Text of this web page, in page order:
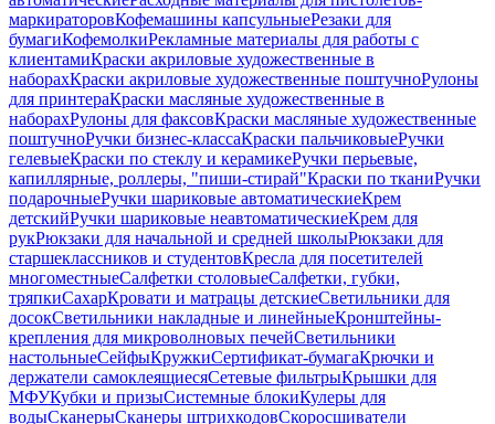
маркираторовКофемашины капсульныеРезаки для
бумагиКофемолкиРекламные материалы для работы с
клиентамиКраски акриловые художественные в
наборахКраски акриловые художественные поштучноРулоны
для принтераКраски масляные художественные в
наборахРулоны для факсовКраски масляные художественные
поштучноРучки бизнес-классаКраски пальчиковыеРучки
гелевыеКраски по стеклу и керамикеРучки перьевые,
капиллярные, роллеры, "пиши-стирай"Краски по тканиРучки
подарочныеРучки шариковые автоматическиеКрем
детскийРучки шариковые неавтоматическиеКрем для
рукРюкзаки для начальной и средней школыРюкзаки для
старшеклассников и студентовКресла для посетителей
многоместныеСалфетки столовыеСалфетки, губки,
тряпкиСахарКровати и матрацы детскиеСветильники для
досокСветильники накладные и линейныеКронштейны-
крепления для микроволновых печейСветильники
настольныеСейфыКружкиСертификат-бумагаКрючки и
держатели самоклеящиесяСетевые фильтрыКрышки для
МФУКубки и призыСистемные блокиКулеры для
водыСканерыСканеры штрихкодовСкоросшиватели